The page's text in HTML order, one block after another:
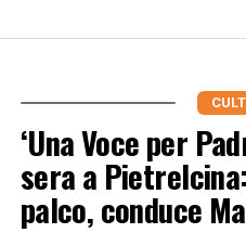
‘Una Voce per
sera a
palco, conduce